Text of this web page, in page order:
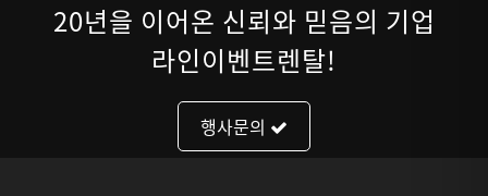
20년을 이어온 신뢰와 믿음의 기업
라인이벤트렌탈!
행사문의